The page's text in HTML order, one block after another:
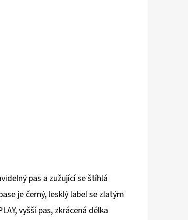
pas a zužující se štíhlá
je černý, lesklý label se zlatým
vyšší pas, zkrácená délka